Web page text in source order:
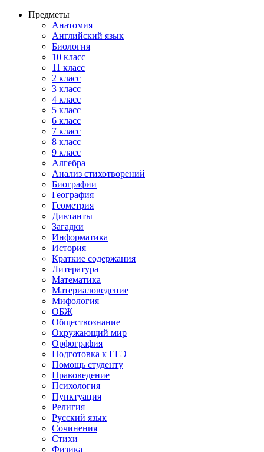
Предметы
Анатомия
Английский язык
Биология
10 класс
11 класс
2 класс
3 класс
4 класс
5 класс
6 класс
7 класс
8 класс
9 класс
Алгебра
Анализ стихотворений
Биографии
География
Геометрия
Диктанты
Загадки
Информатика
История
Краткие содержания
Литература
Математика
Материаловедение
Мифология
ОБЖ
Обществознание
Окружающий мир
Орфография
Подготовка к ЕГЭ
Помощь студенту
Правоведение
Психология
Пунктуация
Религия
Русский язык
Сочинения
Стихи
Физика